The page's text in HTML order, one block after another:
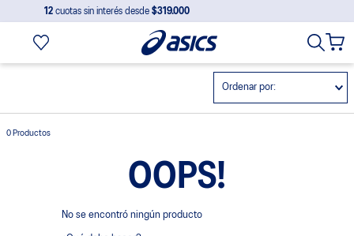
12 cuotas sin interés desde $319.000
Ordenar por
0 Productos
OOPS!
No se encontró ningún producto